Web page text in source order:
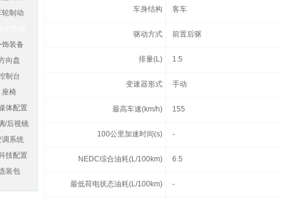
车身结构 客车
驱动方式 前置后驱
排量(L) 1.5
变速器形式 手动
最高车速(km/h) 155
100公里加速时间(s) -
NEDC综合油耗(L/100km) 6.5
最低荷电状态油耗(L/100km) -
轮制动
饰装备
向盘
制台
座椅
体配置
/后视镜
调系统
技配置
装包